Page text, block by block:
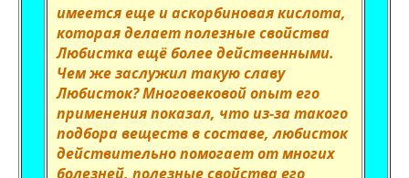
имеется еще и аскорбиновая кислота,
которая делает полезные свойства
Любистка ещё более действенными.
Чем же заслужил такую славу
Любисток? Многовековой опыт его
применения показал, что из-за такого
подбора веществ в составе, любисток
действительно помогает от многих
болезней, полезные свойства его